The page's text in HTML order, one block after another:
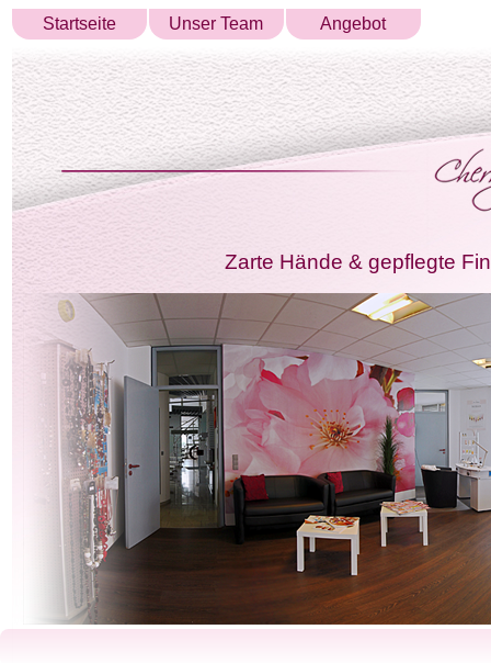
Startseite Unser Team Angebot
Zarte Hände & gepflegte